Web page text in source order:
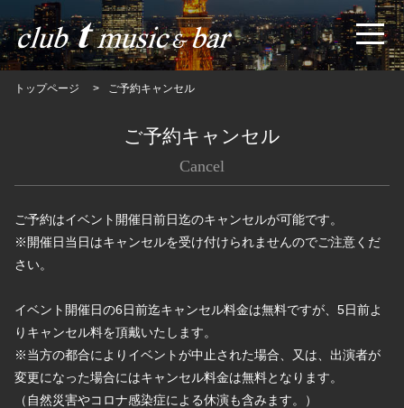
トップページ ご予約キャンセル
ご予約キャンセル
Cancel
ご予約はイベント開催日前日迄のキャンセルが可能です。
※開催日当日はキャンセルを受け付けられませんのでご注意くだ
さい。
イベント開催日の6日前迄キャンセル料金は無料ですが、5日前よ
りキャンセル料を頂戴いたします。
※当方の都合によりイベントが中止された場合、又は、出演者が
変更になった場合にはキャンセル料金は無料となります。
（自然災害やコロナ感染症による休演も含みます。）